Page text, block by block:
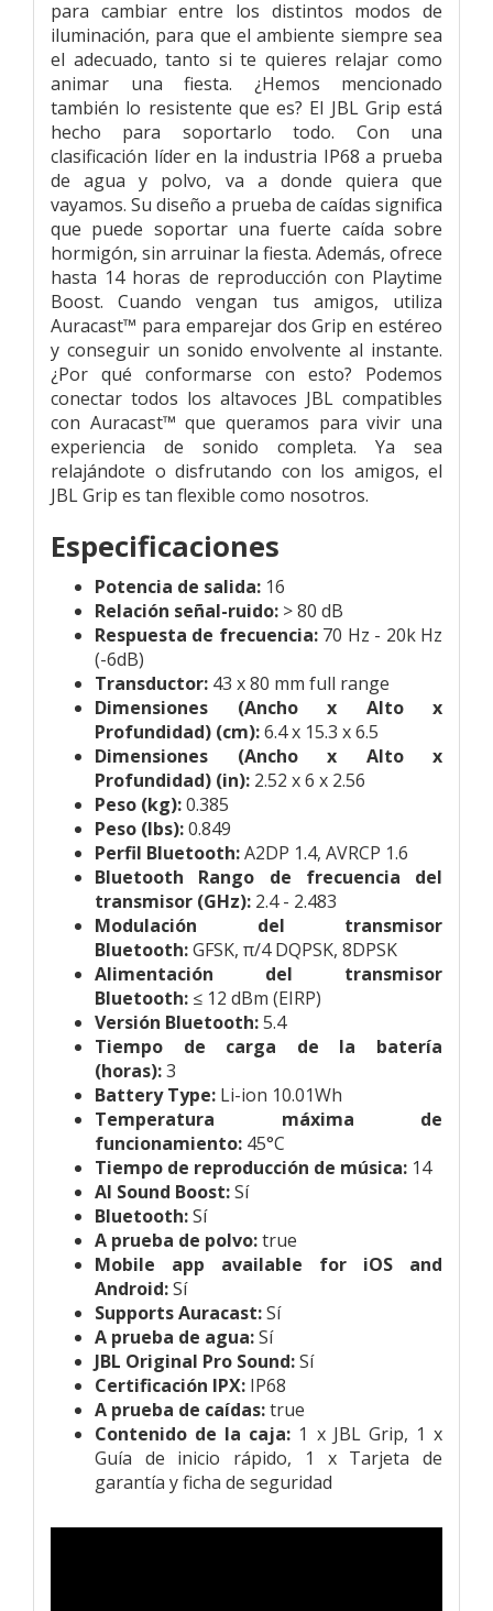
para cambiar entre los distintos modos de
iluminación, para que el ambiente siempre sea
el adecuado, tanto si te quieres relajar como
animar una fiesta. ¿Hemos mencionado
también lo resistente que es? El JBL Grip está
hecho para soportarlo todo. Con una
clasificación líder en la industria IP68 a prueba
de agua y polvo, va a donde quiera que
vayamos. Su diseño a prueba de caídas significa
que puede soportar una fuerte caída sobre
hormigón, sin arruinar la fiesta. Además, ofrece
hasta 14 horas de reproducción con Playtime
Boost. Cuando vengan tus amigos, utiliza
Auracast™ para emparejar dos Grip en estéreo
y conseguir un sonido envolvente al instante.
¿Por qué conformarse con esto? Podemos
conectar todos los altavoces JBL compatibles
con Auracast™ que queramos para vivir una
experiencia de sonido completa. Ya sea
relajándote o disfrutando con los amigos, el
JBL Grip es tan flexible como nosotros.
Especificaciones
Potencia de salida: 16
Relación señal-ruido: > 80 dB
Respuesta de frecuencia: 70 Hz - 20k Hz
(-6dB)
Transductor: 43 x 80 mm full range
Dimensiones (Ancho x Alto x
Profundidad) (cm):6.4 x 15.3 x 6.5
Dimensiones (Ancho x Alto x
Profundidad) (in): 2.52 x 6 x 2.56
Peso (kg):0.385
Peso (lbs):0.849
Perfil Bluetooth:A2DP 1.4, AVRCP 1.6
Bluetooth Rango de frecuencia del
transmisor (GHz): 2.4 - 2.483
Modulación del transmisor
Bluetooth:GFSK, π/4 DQPSK, 8DPSK
Alimentación del transmisor
Bluetooth: ≤ 12 dBm (EIRP)
Versión Bluetooth:5.4
Tiempo de carga de la batería
(horas):3
Battery Type: Li-ion 10.01Wh
Temperatura máxima de
funcionamiento: 45°C
Tiempo de reproducción de música: 14
AI Sound Boost:Sí
Bluetooth:Sí
A prueba de polvo:true
Mobile app available for iOS and
Android:Sí
Supports Auracast:Sí
A prueba de agua:Sí
JBL Original Pro Sound:Sí
Certificación IPX: IP68
A prueba de caídas:true
Contenido de la caja: 1 x JBL Grip, 1 x
Guía de inicio rápido, 1 x Tarjeta de
garantía y ficha de seguridad